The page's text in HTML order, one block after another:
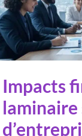
Impacts
laminaire